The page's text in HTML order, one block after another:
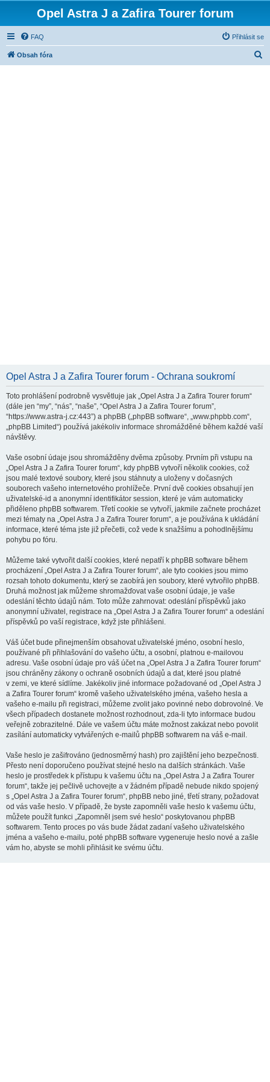
Opel Astra J a Zafira Tourer forum
FAQ Přihlásit se
Obsah fóra
Opel Astra J a Zafira Tourer forum - Ochrana soukromí
Toto prohlášení podrobně vysvětluje jak „Opel Astra J a Zafira Tourer forum“
(dále jen “my”, “nás”, “naše”, “Opel Astra J a Zafira Tourer forum”,
“https://www.astra-j.cz:443”) a phpBB („phpBB software“, „www.phpbb.com“,
„phpBB Limited“) používá jakékoliv informace shromážděné během každé vaší
návštěvy.
Vaše osobní údaje jsou shromážděny dvěma způsoby. Prvním při vstupu na
„Opel Astra J a Zafira Tourer forum“, kdy phpBB vytvoří několik cookies, což
jsou malé textové soubory, které jsou stáhnuty a uloženy v dočasných
souborech vašeho internetového prohlížeče. První dvě cookies obsahují jen
uživatelské-id a anonymní identifikátor session, které je vám automaticky
přiděleno phpBB softwarem. Třetí cookie se vytvoří, jakmile začnete procházet
mezi tématy na „Opel Astra J a Zafira Tourer forum“, a je používána k ukládání
informace, které téma jste již přečetli, což vede k snažšímu a pohodlnějšímu
pohybu po fóru.
Můžeme také vytvořit další cookies, které nepatří k phpBB software během
procházení „Opel Astra J a Zafira Tourer forum“, ale tyto cookies jsou mimo
rozsah tohoto dokumentu, který se zaobírá jen soubory, které vytvořilo phpBB.
Druhá možnost jak můžeme shromažďovat vaše osobní údaje, je vaše
odeslání těchto údajů nám. Toto může zahrnovat: odeslání příspěvků jako
anonymní uživatel, registrace na „Opel Astra J a Zafira Tourer forum“ a odeslání
příspěvků po vaší registrace, když jste přihlášeni.
Váš účet bude přinejmenším obsahovat uživatelské jméno, osobní heslo,
používané při přihlašování do vašeho účtu, a osobní, platnou e-mailovou
adresu. Vaše osobní údaje pro váš účet na „Opel Astra J a Zafira Tourer forum“
jsou chráněny zákony o ochraně osobních údajů a dat, které jsou platné
v zemi, ve které sídlíme. Jakékoliv jiné informace požadované od „Opel Astra J
a Zafira Tourer forum“ kromě vašeho uživatelského jména, vašeho hesla a
vašeho e-mailu při registraci, můžeme zvolit jako povinné nebo dobrovolné. Ve
všech případech dostanete možnost rozhodnout, zda-li tyto informace budou
veřejně zobrazitelné. Dále ve vašem účtu máte možnost zakázat nebo povolit
zasílání automaticky vytvářených e-mailů phpBB softwarem na váš e-mail.
Vaše heslo je zašifrováno (jednosměrný hash) pro zajištění jeho bezpečnosti.
Přesto není doporučeno používat stejné heslo na dalších stránkách. Vaše
heslo je prostředek k přístupu k vašemu účtu na „Opel Astra J a Zafira Tourer
forum“, takže jej pečlivě uchovejte a v žádném případě nebude nikdo spojený
s „Opel Astra J a Zafira Tourer forum“, phpBB nebo jiné, třetí strany, požadovat
od vás vaše heslo. V případě, že byste zapomněli vaše heslo k vašemu účtu,
můžete použít funkci „Zapomněl jsem své heslo“ poskytovanou phpBB
softwarem. Tento proces po vás bude žádat zadaní vašeho uživatelského
jména a vašeho e-mailu, poté phpBB software vygeneruje heslo nové a zašle
vám ho, abyste se mohli přihlásit ke svému účtu.